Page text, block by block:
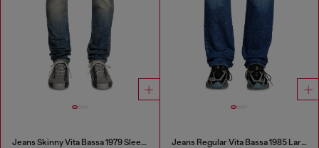
Jeans Skinny Vita Bassa 1979 Sleenker Jeans Regular Vita Bassa 1985 Larkee